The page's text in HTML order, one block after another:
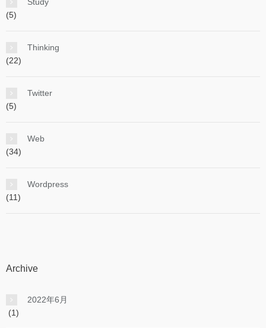
Study
(5)
Thinking
(22)
Twitter
(5)
Web
(34)
Wordpress
(11)
Archive
2022年6月
(1)